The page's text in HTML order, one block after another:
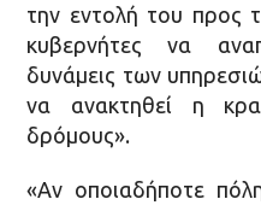
την εντολή του προς
κυβερνήτες να
δυνάμεις των
να ανακτηθεί η
δρόμους».
«Αν οποιαδήποτε